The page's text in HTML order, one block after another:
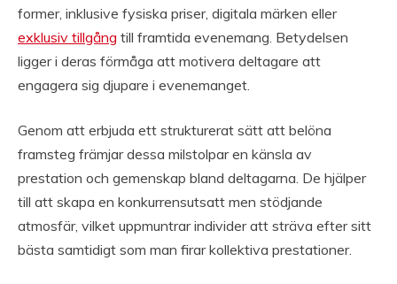
former, inklusive fysiska priser, digitala märken eller
exklusiv tillgång till framtida evenemang. Betydelsen
ligger i deras förmåga att motivera deltagare att
engagera sig djupare i evenemanget.
Genom att erbjuda ett strukturerat sätt att belöna
framsteg främjar dessa milstolpar en känsla av
prestation och gemenskap bland deltagarna. De hjälper
till att skapa en konkurrensutsatt men stödjande
atmosfär, vilket uppmuntrar individer att sträva efter sitt
bästa samtidigt som man firar kollektiva prestationer.